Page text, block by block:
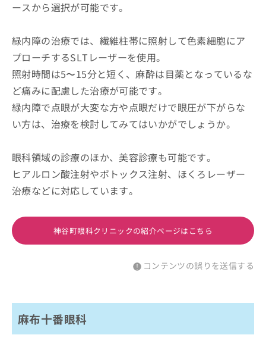
ースから選択が可能です。
緑内障の治療では、繊維柱帯に照射して色素細胞にア
プローチするSLTレーザーを使用。
照射時間は5〜15分と短く、麻酔は目薬となっているな
ど痛みに配慮した治療が可能です。
緑内障で点眼が大変な方や点眼だけで眼圧が下がらな
い方は、治療を検討してみてはいかがでしょうか。
眼科領域の診療のほか、美容診療も可能です。
ヒアルロン酸注射やボトックス注射、ほくろレーザー
治療などに対応しています。
神谷町眼科クリニックの紹介ページはこちら
コンテンツの誤りを送信する
麻布十番眼科